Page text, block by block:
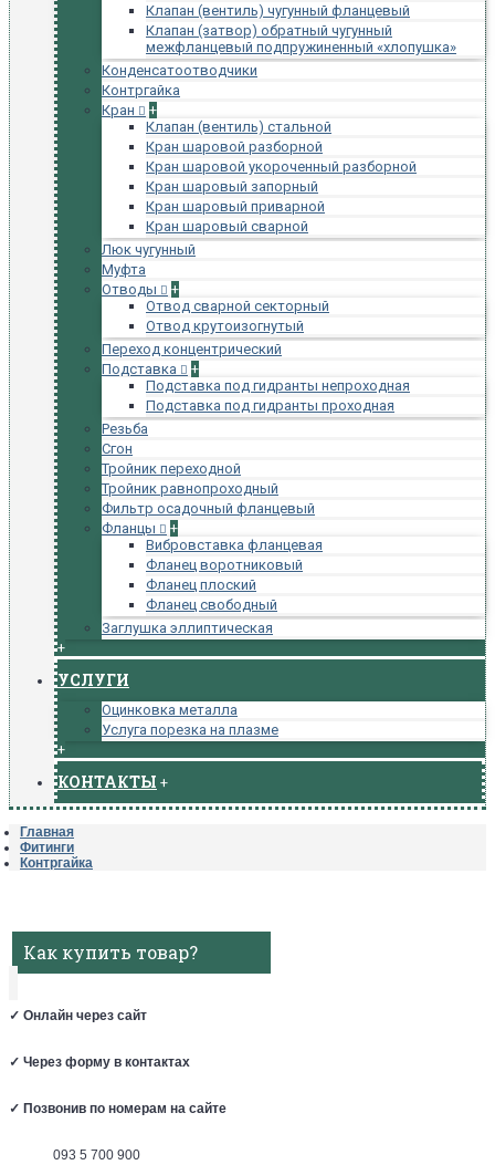
Клапан (вентиль) чугунный фланцевый
Клапан (затвор) обратный чугунный
межфланцевый подпружиненный «хлопушка»
Конденсатоотводчики
Контргайка
Кран
+
Клапан (вентиль) стальной
Кран шаровой разборной
Кран шаровой укороченный разборной
Кран шаровый запорный
Кран шаровый приварной
Кран шаровый сварной
Люк чугунный
Муфта
Отводы
+
Отвод сварной секторный
Отвод крутоизогнутый
Переход концентрический
Подставка
+
Подставка под гидранты непроходная
Подставка под гидранты проходная
Резьба
Сгон
Тройник переходной
Тройник равнопроходный
Фильтр осадочный фланцевый
Фланцы
+
Вибровставка фланцевая
Фланец воротниковый
Фланец плоский
Фланец свободный
Заглушка эллиптическая
+
УСЛУГИ
Оцинковка металла
Услуга порезка на плазме
+
КОНТАКТЫ +
Главная
Фитинги
Контргайка
Как купить товар?
✓ Онлайн через сайт
✓ Через форму в контактах
✓ Позвонив по номерам на сайте
093 5 700 900